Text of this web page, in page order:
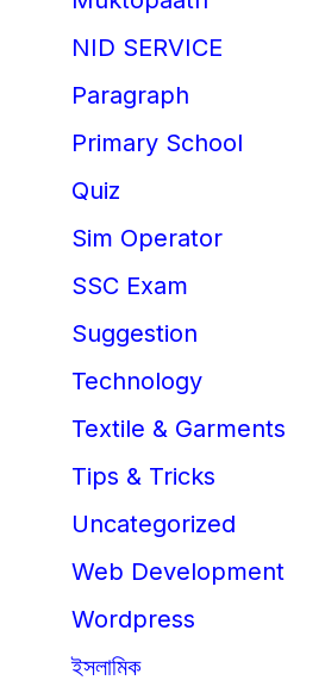
NID SERVICE
Paragraph
Primary School
Quiz
Sim Operator
SSC Exam
Suggestion
Technology
Textile & Garments
Tips & Tricks
Uncategorized
Web Development
Wordpress
ইসলামিক